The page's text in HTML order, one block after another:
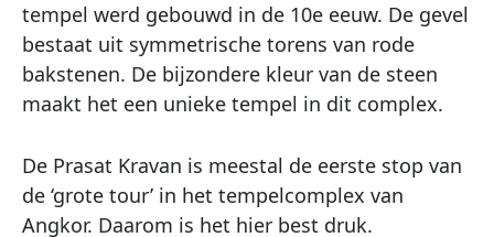
tempel werd gebouwd in de 10e eeuw. De gevel
bestaat uit symmetrische torens van rode
bakstenen. De bijzondere kleur van de steen
maakt het een unieke tempel in dit complex.
De Prasat Kravan is meestal de eerste stop van
de ‘grote tour’ in het tempelcomplex van
Angkor. Daarom is het hier best druk.